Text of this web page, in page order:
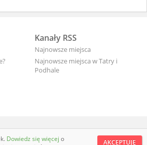
Kanały RSS
Najnowsze miejsca
Najnowsze miejsca w Tatry i
Podhale
- turystyczna Polska
AKCEPTUJĘ
Dowiedz się więcej o